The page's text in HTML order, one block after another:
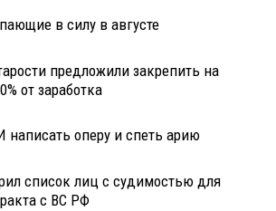
в силу в августе
предложили закрепить на
от заработка
оперу и спеть арию
список лиц с судимостью для
с ВС РФ